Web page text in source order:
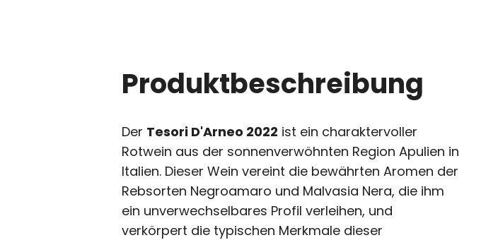
Der Tesori D'Arneo 2022 ist ein charaktervoller
Rotwein aus der sonnenverwöhnten Region Apulien in
Italien. Dieser Wein vereint die bewährten Aromen der
Rebsorten Negroamaro und Malvasia Nera, die ihm
ein unverwechselbares Profil verleihen, und
verkörpert die typischen Merkmale dieser
Produktbeschreibung